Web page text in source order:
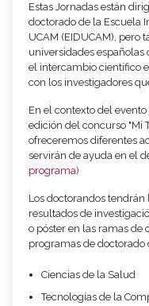
Estas Jornadas están
doctorado de la Escuela
UCAM (EIDUCAM), pero
universidades españolas
el intercambio científico
con los investigadores
En el contexto del
edición del concurso "Mi
ofreceremos diferentes
servirán de ayuda en el
programa)
Los doctorandos
resultados de
o póster en las ramas de
programas de doctorado
Ciencias de la Salud
Tecnologías de la